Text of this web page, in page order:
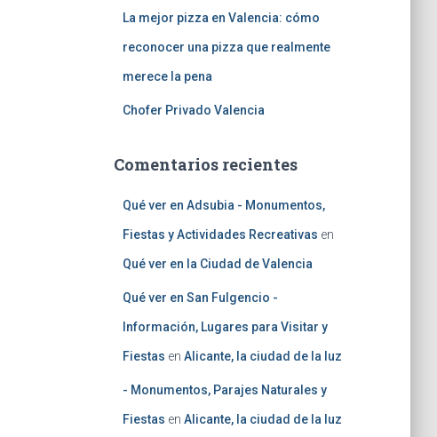
La mejor pizza en Valencia: cómo
reconocer una pizza que realmente
merece la pena
Chofer Privado Valencia
Comentarios recientes
Qué ver en Adsubia - Monumentos,
Fiestas y Actividades Recreativas en
Qué ver en la Ciudad de Valencia
Qué ver en San Fulgencio -
Información, Lugares para Visitar y
Fiestas en Alicante, la ciudad de la luz
- Monumentos, Parajes Naturales y
Fiestas en Alicante, la ciudad de la luz